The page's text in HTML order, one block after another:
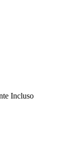
Incluso